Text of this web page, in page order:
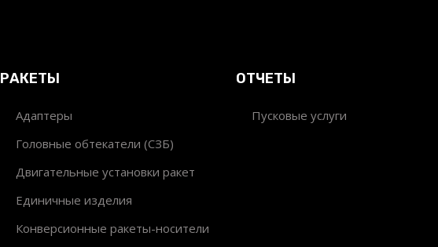
РАКЕТЫ
Адаптеры
Головные обтекатели (СЗБ)
Двигательные установки ракет
Единичные изделия
Конверсионные ракеты-носители
ОТЧЕТЫ
Пусковые услуги